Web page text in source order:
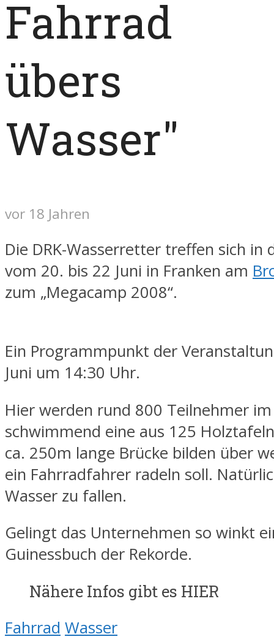
Fahrrad
übers
Wasser"
vor 18 Jahren
Die DRK-Wasserretter treffen sich in
vom 20. bis 22 Juni in Franken am
zum „Megacamp 2008“.
Ein Programmpunkt der
Juni um 14:30 Uhr.
Hier werden rund 800 Teilnehmer
schwimmend eine aus 125
ca. 250m lange Brücke bilden über
ein Fahrradfahrer radeln soll.
Wasser zu fallen.
Gelingt das Unternehmen so winkt
Guinessbuch der Rekorde.
Nähere Infos gibt es HIER
Fahrrad Wasser